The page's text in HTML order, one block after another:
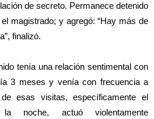
de secreto. Permanece detenido
magistrado; y agregó: “Hay más de
finalizó.
tenía una relación sentimental con
3 meses y venía con frecuencia a
esas visitas, específicamente el
noche, actuó violentamente